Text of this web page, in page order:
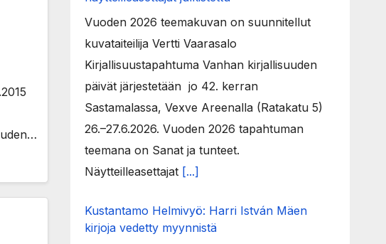
Vuoden 2026 teemakuvan on suunnitellut
kuvataiteilija Vertti Vaarasalo
Kirjallisuustapahtuma Vanhan kirjallisuuden
päivät järjestetään jo 42. kerran
Sastamalassa, Vexve Areenalla (Ratakatu 5)
26.–27.6.2026. Vuoden 2026 tapahtuman
teemana on Sanat ja tunteet.
Näytteilleasettajat [...]
Kustantamo Helmivyö: Harri István Mäen
kirjoja vedetty myynnistä